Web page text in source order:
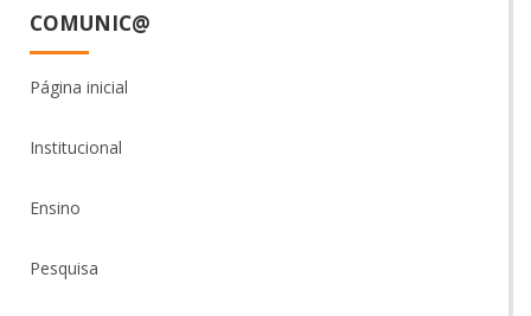
COMUNIC@
Página inicial
Institucional
Ensino
Pesquisa